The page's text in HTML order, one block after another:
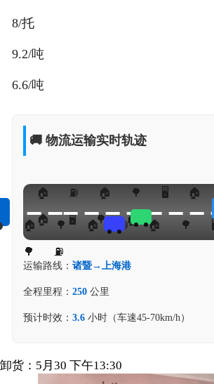
8/托
9.2/吨
6.6/吨
🚚 物流运输实时轨迹
运输路线： 诸暨→上海港
全程里程： 250公里
预计时效： 3.6小时（车速45-70km/h）
卸货：5月30 下午13:30